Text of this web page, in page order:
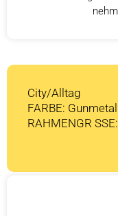
City/Alltag
FARBE: Gunmetal
RAHMENGR